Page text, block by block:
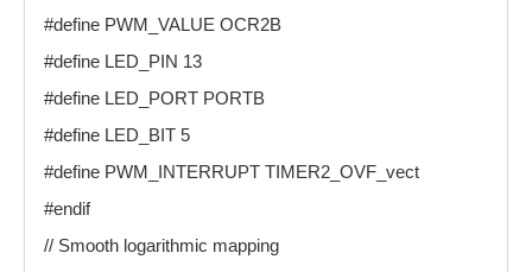
#define PWM_VALUE OCR2B
#define LED_PIN 13
#define LED_PORT PORTB
#define LED_BIT 5
#define PWM_INTERRUPT TIMER2_OVF_vect
#endif
// Smooth logarithmic mapping